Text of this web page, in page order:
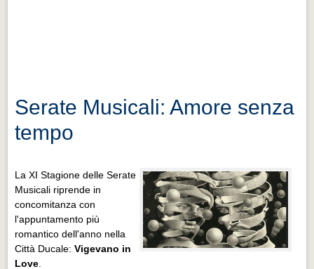
Serate Musicali: Amore senza
tempo
La XI Stagione delle Serate
Musicali riprende in
concomitanza con
l'appuntamento più
romantico dell'anno nella
Città Ducale:Vigevano in
Love